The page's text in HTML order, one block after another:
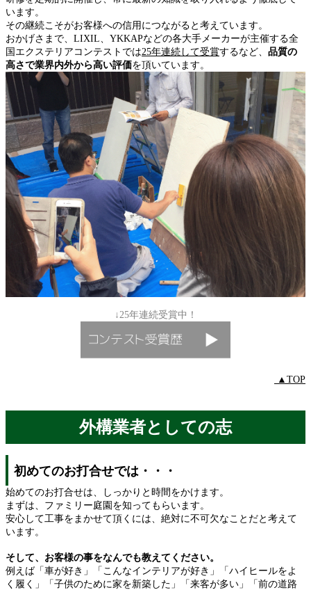
います。
その継続こそがお客様への信用につながると考えています。
おかげさまで、LIXIL、YKKAPなどの各大手メーカーが主催する全
国エクステリアコンテストでは25年連続して受賞するなど、 品質の
高さで業界内外から高い評価を頂いています。
↓25年連続受賞中！
▲TOP
外構業者としての志
初めてのお打合せでは・・・
始めてのお打合せは、しっかりと時間をかけます。
まずは、ファミリー庭園を知ってもらいます。
安心して工事をまかせて頂くには、絶対に不可欠なことだと考えて
います。
そして、お客様の事をなんでも教えてください。
例えば「車が好き」「こんなインテリアが好き」「ハイヒールをよ
く履く」「子供のために家を新築した」「来客が多い」「前の道路